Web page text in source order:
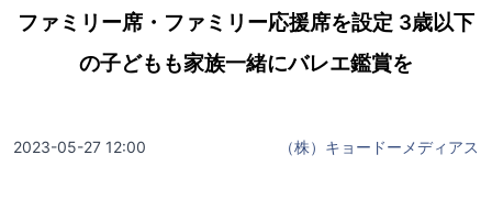
ファミリー席・ファミリー応援席を設定 3歳以下
の子どもも家族一緒にバレエ鑑賞を
2023-05-27 12:00 （株）キョードーメディアス